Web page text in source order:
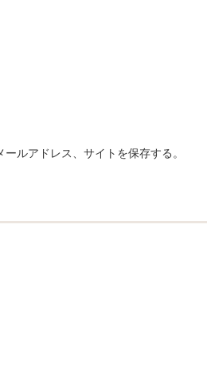
ルアドレス、サイトを保存する。